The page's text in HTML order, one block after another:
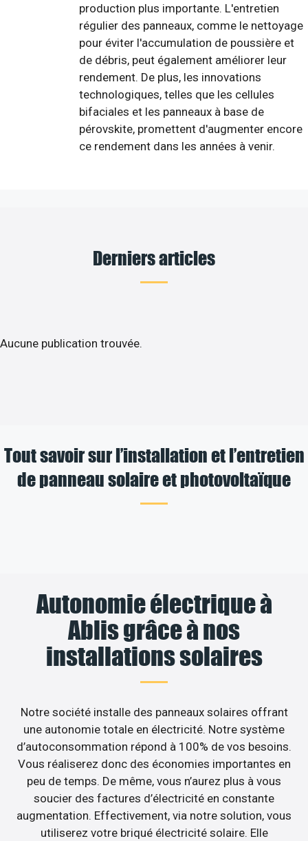
production plus importante. L'entretien
régulier des panneaux, comme le nettoyage
pour éviter l'accumulation de poussière et
de débris, peut également améliorer leur
rendement. De plus, les innovations
technologiques, telles que les cellules
bifaciales et les panneaux à base de
pérovskite, promettent d'augmenter encore
ce rendement dans les années à venir.
Derniers articles
Aucune publication trouvée.
Tout savoir sur l’installation et l’entretien
de panneau solaire et photovoltaïque
Autonomie électrique à
Ablis grâce à nos
installations solaires
Notre société installe des panneaux solaires offrant
une autonomie totale en électricité. Notre système
d’autoconsommation répond à 100% de vos besoins.
Vous réaliserez donc des économies importantes en
peu de temps. De même, vous n’aurez plus à vous
soucier des factures d’électricité en constante
augmentation. Effectivement, via notre solution, vous
utiliserez votre briqué électricité solaire. Elle